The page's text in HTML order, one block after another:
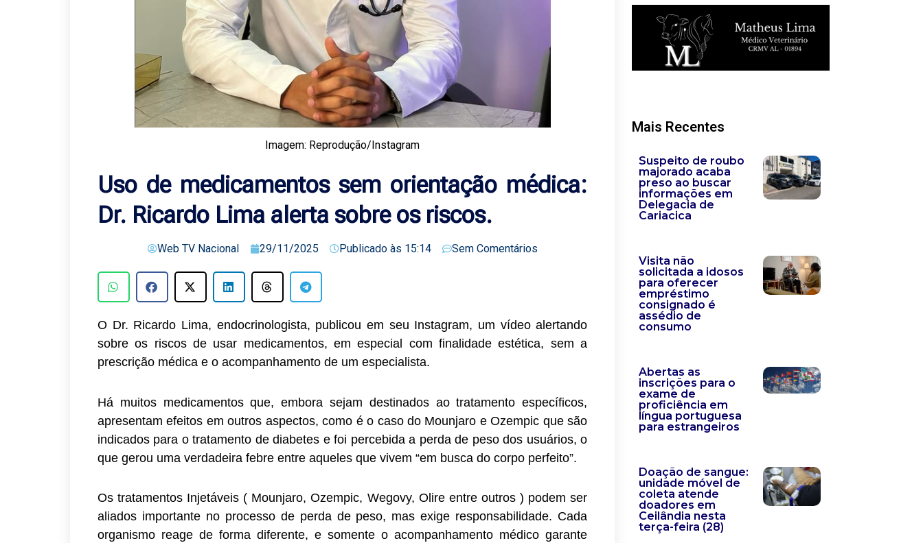
Imagem: Reprodução/Instagram
Uso de medicamentos sem orientação médica:
Dr. Ricardo Lima alerta sobre os riscos.
Web TV Nacional 29/11/2025 Publicado às 15:14 Sem Comentários
O Dr. Ricardo Lima, endocrinologista, publicou em seu Instagram, um vídeo alertando
sobre os riscos de usar medicamentos, em especial com finalidade estética, sem a
prescrição médica e o acompanhamento de um especialista.
Há muitos medicamentos que, embora sejam destinados ao tratamento específicos,
apresentam efeitos em outros aspectos, como é o caso do Mounjaro e Ozempic que são
indicados para o tratamento de diabetes e foi percebida a perda de peso dos usuários, o
que gerou uma verdadeira febre entre aqueles que vivem “em busca do corpo perfeito”.
Os tratamentos Injetáveis ( Mounjaro, Ozempic, Wegovy, Olire entre outros ) podem ser
aliados importante no processo de perda de peso, mas exige responsabilidade. Cada
organismo reage de forma diferente, e somente o acompanhamento médico garante
Mais Recentes
Suspeito de roubo
majorado acaba
preso ao buscar
informações em
Delegacia de
Cariacica
Visita não
solicitada a idosos
para oferecer
empréstimo
consignado é
assédio de
consumo
Abertas as
inscrições para o
exame de
proficiência em
língua portuguesa
para estrangeiros
Doação de sangue:
unidade móvel de
coleta atende
doadores em
Ceilândia nesta
terça-feira (28)